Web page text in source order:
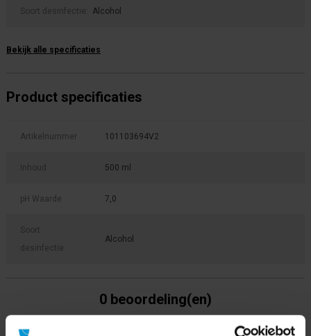
Soort desinfectie: Alcohol
Bekijk alle specificaties
Product specificaties
Artikelnummer 101103694V2
Inhoud 500 ml
pH Waarde 7,0
Soort
desinfectie
Alcohol
0 beoordeling(en)
Schrijf als eerste voor dit product een beoordeling